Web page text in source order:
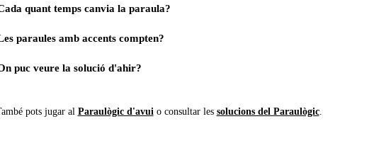
quant temps canvia la paraula?
paraules amb accents compten?
puc veure la solució d'ahir?
pots jugar al Paraulògic d'avui o consultar les solucions del Paraulògic.